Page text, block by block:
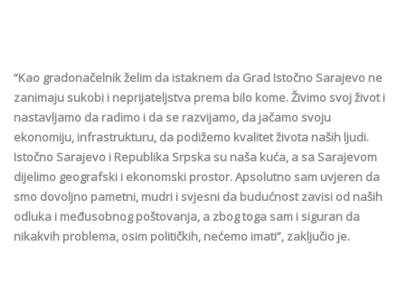
“Kao gradonačelnik želim da istaknem da Grad Istočno Sarajevo ne
zanimaju sukobi i neprijateljstva prema bilo kome. Živimo svoj život i
nastavljamo da radimo i da se razvijamo, da jačamo svoju
ekonomiju, infrastrukturu, da podižemo kvalitet života naših ljudi.
Istočno Sarajevo i Republika Srpska su naša kuća, a sa Sarajevom
dijelimo geografski i ekonomski prostor. Apsolutno sam uvjeren da
smo dovoljno pametni, mudri i svjesni da budućnost zavisi od naših
odluka i međusobnog poštovanja, a zbog toga sam i siguran da
nikakvih problema, osim političkih, nećemo imati”, zaključio je.